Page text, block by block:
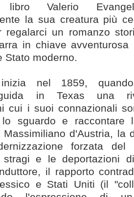
Valerio
la sua creatura più
regalarci un romanzo
in chiave avventurosa
Stato moderno.
nel 1859,
guida in Texas una
cui i suoi connazionali
sguardo e raccontare
Massimiliano d'Austria, la
forzata del
stragi e le deportazioni
il rapporto
e Stati Uniti (il